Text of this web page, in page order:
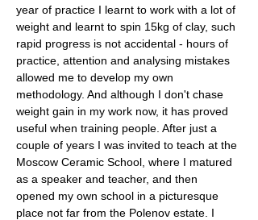
year of practice I learnt to work with a lot of
weight and learnt to spin 15kg of clay, such
rapid progress is not accidental - hours of
practice, attention and analysing mistakes
allowed me to develop my own
methodology. And although I don't chase
weight gain in my work now, it has proved
useful when training people. After just a
couple of years I was invited to teach at the
Moscow Ceramic School, where I matured
as a speaker and teacher, and then
opened my own school in a picturesque
place not far from the Polenov estate. I